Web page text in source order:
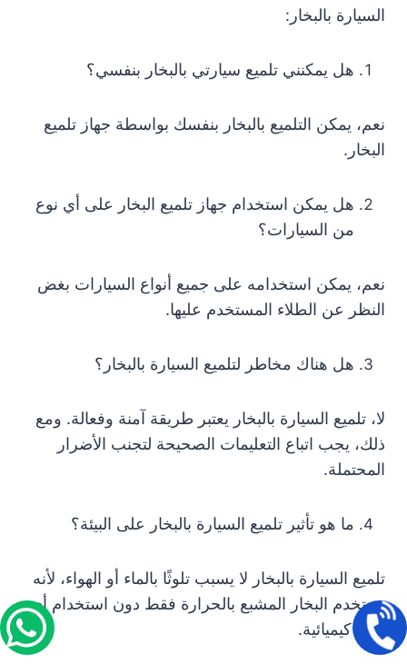
السيارة بالبخار:
هل يمكنني تلميع سيارتي بالبخار بنفسي؟
نعم، يمكن التلميع بالبخار بنفسك بواسطة جهاز تلميع
البخار.
هل يمكن استخدام جهاز تلميع البخار على أي نوع
من السيارات؟
نعم، يمكن استخدامه على جميع أنواع السيارات بغض
النظر عن الطلاء المستخدم عليها.
هل هناك مخاطر لتلميع السيارة بالبخار؟
لا، تلميع السيارة بالبخار يعتبر طريقة آمنة وفعالة. ومع
ذلك، يجب اتباع التعليمات الصحيحة لتجنب الأضرار
المحتملة.
ما هو تأثير تلميع السيارة بالبخار على البيئة؟
تلميع السيارة بالبخار لا يسبب تلوثًا بالماء أو الهواء، لأنه
يستخدم البخار المشبع بالحرارة فقط دون استخدام أي
مواد كيميائية.